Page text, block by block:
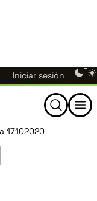
Menú
cuenta
Iniciar sesión
Buscar
17102020